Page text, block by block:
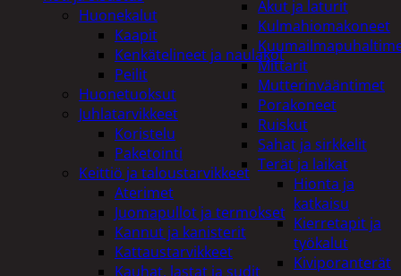
Akut ja laturit
Kulmahiomakoneet
Mittarit
Mutterinvääntimet
Porakoneet
Ruiskut
Sahat ja sirkkelit
Terät ja laikat
Hionta ja
katkaisu
Kierretapit ja
työkalut
Kiviporanterät
Huonekalut
Kaapit
Kenkätelineet ja naulakot
Peilit
Huonetuoksut
Juhlatarvikkeet
Koristelu
Paketointi
Keittiö ja taloustarvikkeet
Aterimet
Juomapullot ja termokset
Kannut ja kanisterit
Kattaustarvikkeet
Kauhat, lastat ja sudit